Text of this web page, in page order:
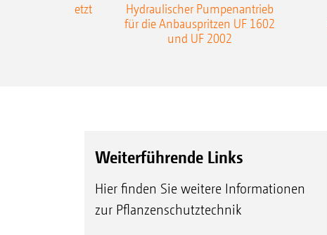
L3-Gestänge jetzt
Hydraulischer Pumpenantrieb
für die Anbauspritzen UF 1602
und UF 2002
Weiterführende Links
Hier finden Sie weitere Informationen
zur Pflanzenschutztechnik